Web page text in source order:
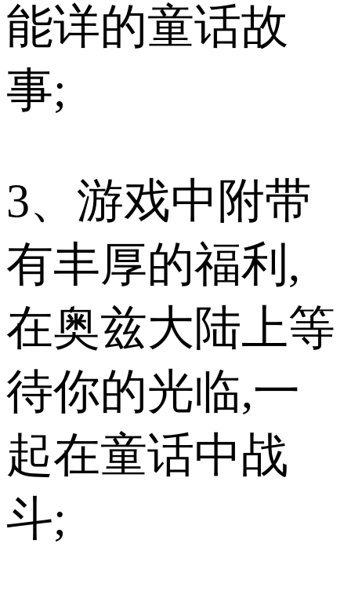
能详的童话故
事;
3、游戏中附带
有丰厚的福利,
在奥兹大陆上等
待你的光临,一
起在童话中战
斗;